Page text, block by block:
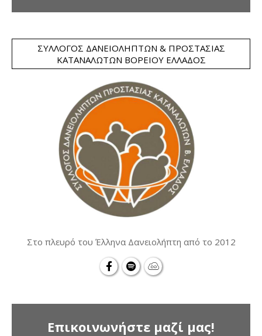
ΣΎΛΛΟΓΟΣ ΔΑΝΕΙΟΛΗΠΤΏΝ & ΠΡΟΣΤΑΣΊΑΣ
ΚΑΤΑΝΑΛΩΤΏΝ ΒΟΡΕΊΟΥ ΕΛΛΆΔΟΣ
Στο πλευρό του Έλληνα Δανειολήπτη από το 2012
Επικοινωνήστε μαζί μας!